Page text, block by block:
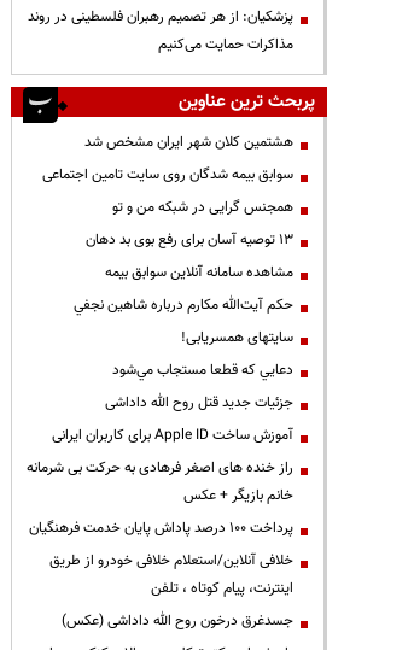
پزشکیان: از هر تصمیم رهبران فلسطینی در روند
مذاکرات حمایت می‌کنیم
پربحث ترین عناوین
هشتمین کلان شهر ایران مشخص شد
سوابق بیمه شدگان روی سایت تامین اجتماعی
همجنس گرایی در شبکه من و تو
13 توصیه آسان برای رفع بوی بد دهان
مشاهده سامانه آنلاين سوابق بیمه
حكم آيت‌الله مكارم درباره شاهين نجفي
سایتهای همسریابی!
دعايي كه قطعا مستجاب مي‌شود
جزئیات جدید قتل روح الله داداشی
آموزش ساخت Apple ID برای کاربران ایرانی
راز خنده های اصغر فرهادی به حرکت بی شرمانه
خانم بازیگر + عکس
پرداخت ۱۰۰ درصد پاداش پایان خدمت فرهنگیان
خلافی آنلاین/استعلام خلافی خودرو از طریق
اینترنت، پیام کوتاه ، تلفن
جسدغرق درخون روح الله داداشی (عکس)